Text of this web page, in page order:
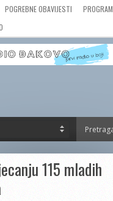
POGREBNE OBAVIJESTI
PROGRAM
115 mladih